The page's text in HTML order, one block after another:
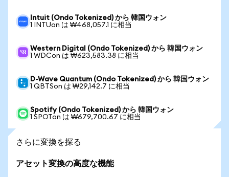
Intuit (Ondo Tokenized) から 韓国ウォン
1 INTUon は ₩468,057.1 に相当
Western Digital (Ondo Tokenized) から 韓国ウォン
1 WDCon は ₩623,583.38 に相当
D-Wave Quantum (Ondo Tokenized) から 韓国ウォン
1 QBTSon は ₩29,142.7 に相当
Spotify (Ondo Tokenized) から 韓国ウォン
1 SPOTon は ₩679,700.67 に相当
さらに変換を探る
アセット変換の高度な機能